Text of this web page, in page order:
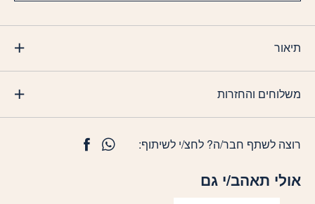
תיאור
משלוחים והחזרות
אולי תאהב/י גם
רוצה לשתף חבר/ה? לחצ/י לשיתוף: